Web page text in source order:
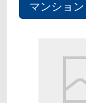
マンション